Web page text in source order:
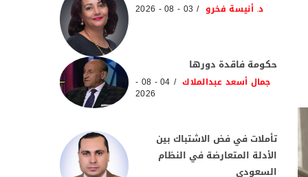
د. أنيسة فخرو 03 - 08 - 2026
حكومة فاقدة دورها
جمال أسعد عبدالملاك 04 - 08 -
2026
تأملات في فض الاشتباك بين
الأدلة المتعارضة في النظام
السعودي